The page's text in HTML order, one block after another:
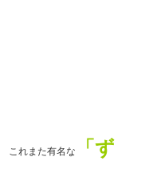
これまた有名な
「ず